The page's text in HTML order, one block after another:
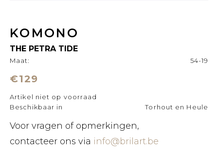
KOMONO
THE PETRA TIDE
Maat: 54-19
€129
Artikel niet op voorraad
Beschikbaar in
Torhout en Heule
Voor vragen of opmerkingen,
contacteer ons via info@brilart.be